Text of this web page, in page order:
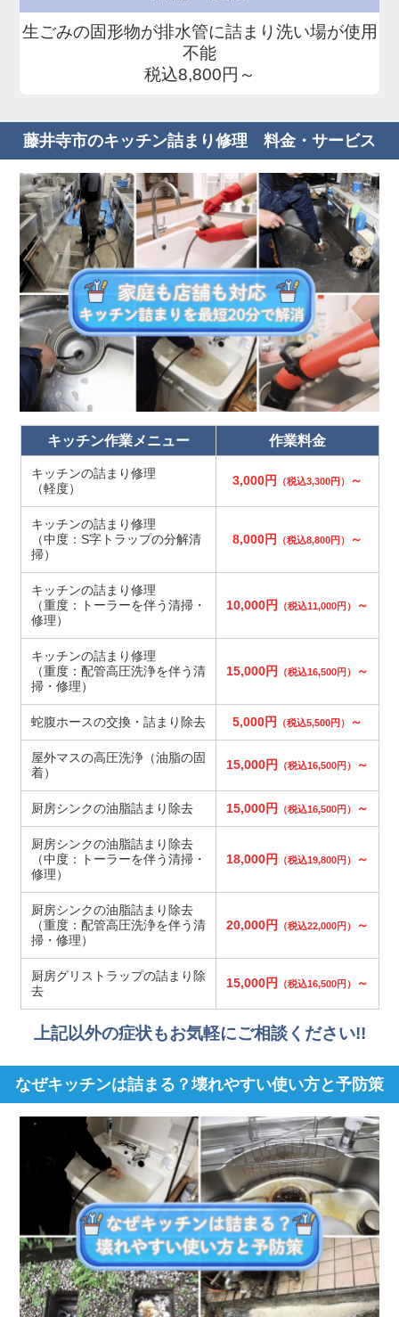
生ごみの固形物が排水管に詰まり洗い場が使用
不能
税込8,800円～
藤井寺市のキッチン詰まり修理 料金・サービス
キッチン作業メニュー 作業料金
キッチンの詰まり修理
（軽度）
3,000円 （税込3,300円） ～
キッチンの詰まり修理
（中度：S字トラップの分解清
掃）
8,000円 （税込8,800円） ～
キッチンの詰まり修理
（重度：トーラーを伴う清掃・
修理）
10,000円 （税込11,000円） ～
キッチンの詰まり修理
（重度：配管高圧洗浄を伴う清
掃・修理）
15,000円 （税込16,500円） ～
蛇腹ホースの交換・詰まり除去 5,000円 （税込5,500円） ～
屋外マスの高圧洗浄（油脂の固
着）
15,000円 （税込16,500円） ～
厨房シンクの油脂詰まり除去 15,000円 （税込16,500円） ～
厨房シンクの油脂詰まり除去
（中度：トーラーを伴う清掃・
修理）
18,000円 （税込19,800円） ～
厨房シンクの油脂詰まり除去
（重度：配管高圧洗浄を伴う清
掃・修理）
20,000円 （税込22,000円） ～
厨房グリストラップの詰まり除
去
15,000円 （税込16,500円） ～
上記以外の症状もお気軽にご相談ください!!
なぜキッチンは詰まる？壊れやすい使い方と予防策